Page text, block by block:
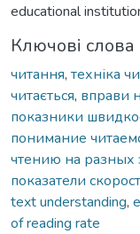
educational
Ключові слова
читання, техніка
читається, вправи
показники
понимание
чтению на разных
показатели
text understanding,
of reading rate